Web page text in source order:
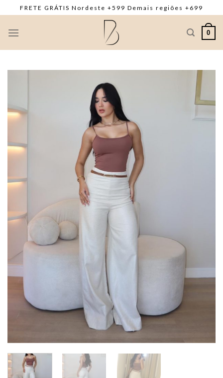
to
content
FRETE GRÁTIS Nordeste +599 Demais regiões +699
0